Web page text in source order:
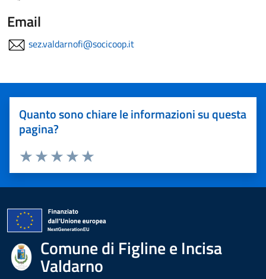
Email
sez.valdarnofi@socicoop.it
Quanto sono chiare le informazioni su questa
pagina?
Valuta 5 stelle su 5
Valuta 4 stelle su 5
Valuta 3 stelle su 5
Valuta 2 stelle su 5
Valuta 1 stelle su 5
Comune di Figline e Incisa
Valdarno